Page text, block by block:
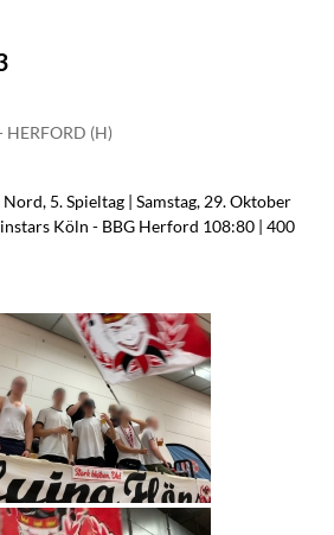
HERFORD (H)
5. Spieltag | Samstag, 29. Oktober
Köln - BBG Herford 108:80 | 400